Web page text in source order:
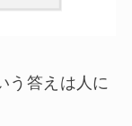
う答えは人に